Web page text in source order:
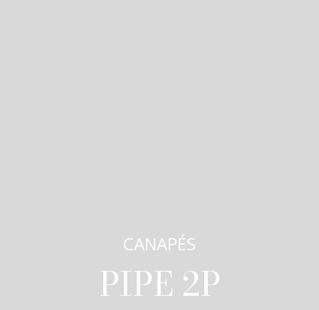
CANAPÉS
PIPE 2P